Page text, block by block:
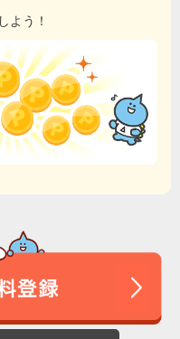
よう！